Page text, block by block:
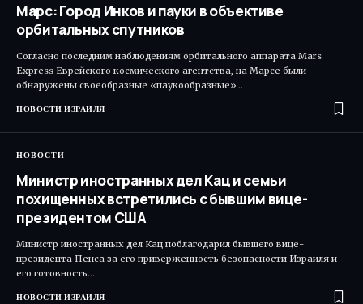
Марс: Город Инков и пауки в объективе
орбитальных спутников
Согласно последним наблюдениям орбитального аппарата Mars
Express Еврейского космического агентства, на Марсе были
обнаружены своеобразные «паукообразные»…
НОВОСТИ ИЗРАИЛЯ
НОВОСТИ
Министр иностранных дел Кац и семьи
похищенных встретились с бывшим вице-
президентом США
Министр иностранных дел Кац поблагодарил бывшего вице-
президента Пенса за его приверженность безопасности Израиля и
его готовность…
НОВОСТИ ИЗРАИЛЯ